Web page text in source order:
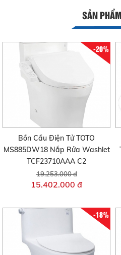
SẢN
-20%
Bồn Cầu Điện Tử TOTO
MS885DW18 Nắp Rửa Washlet
TCF23710AAA C2
19.253.000 đ
15.402.000 đ
-18%